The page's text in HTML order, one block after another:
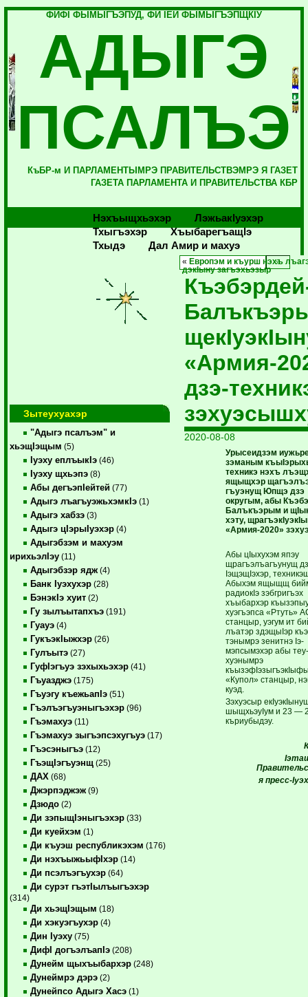
ФИФI ФЫМЫГЪЭПУД, ФИ IЕЙ ФЫМЫГЪЭПЩКIУ
АДЫГЭ
ПСАЛЪЭ
КъБР-м И ПАРЛАМЕНТЫМРЭ ПРАВИТЕЛЬСТВЭМРЭ Я ГАЗЕТ
ГАЗЕТА ПАРЛАМЕНТА И ПРАВИТЕЛЬСТВА КБР
Нэхъыщхьэхэр
Лэжьакlуэхэр
Тхыгъэхэр
Хъыбарегъащlэ
Тхыдэ
Дал Амир и махуэ
Зытеухуахэр
"Адыгэ псалъэм" и
хьэщIэщым (5)
Iуэху еплъыкIэ (46)
Iуэху щхьэпэ (8)
Абы дегъэпIейтей (77)
Адыгэ лъагъуэжьхэмкIэ (1)
Адыгэ хабзэ (3)
Адыгэ цIэрыIуэхэр (4)
Адыгэбзэм и махуэм
ирихьэлIэу (11)
Адыгэбзэр ядж (4)
Банк Iуэхухэр (28)
БэнэкIэ хуит (2)
Гу зылъытапхъэ (191)
Гуауэ (4)
ГукъэкIыжхэр (26)
Гулъытэ (27)
ГуфIэгъуэ зэхыхьэхэр (41)
Гъуазджэ (175)
Гъуэгу къежьапIэ (51)
Гъэлъэгъуэныгъэхэр (96)
Гъэмахуэ (11)
Гъэмахуэ зыгъэпсэхугъуэ (17)
Гъэсэныгъэ (12)
ГъэщIэгъуэнщ (25)
ДАХ (68)
Джэрпэджэж (9)
Дзюдо (2)
Ди зэпыщIэныгъэхэр (33)
Ди куейхэм (1)
Ди къуэш республикэхэм (176)
Ди нэхъыжьыфIхэр (14)
Ди псэлъэгъухэр (64)
Ди сурэт гъэтIылъыгъэхэр
(314)
Ди хьэщIэщым (18)
Ди хэкуэгъухэр (4)
Дин Iуэху (75)
ДифI догъэлъапIэ (208)
Дунейм щыхъыбархэр (248)
Дунеймрэ дэрэ (2)
Дунейпсо Адыгэ Хасэ (1)
« Европэм и къурш нэхъ
дэкIыну загъэхьэзыр
«Армия-
дзэ-
2020-08-08
Урысеидзэм
зэманым
техникэ нэхъ
ящыщхэр
гъуэнущ Юпщэ дзэ
округым, абы
Балъкъэрым и
хэту,
«Армия-2020»
Абы цIыхухэм япэу
щрагъэлъагъунущ
IэщэщIэхэр,
Абыхэм ящыщщ
радиокIэ зэбгригъэх
хъыбархэр
хуэгъэпса «Ртуть»
станцыр, уэгум ит
лъатэр здэщыIэр
тэнымрэ зенитнэ Iэ­
мэпсымэхэр абы теу­
хуэнымрэ
къызэфIэ
«Купол» станцыр,
куэд.
Зэхуэсыр
шыщхьэуIум и 23 —
къриубыдэу.
я пресс-